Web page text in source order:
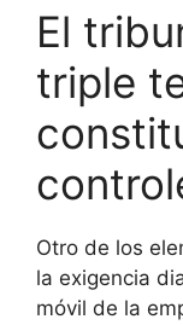
El
triple
Otro de los
la exigencia
móvil de la